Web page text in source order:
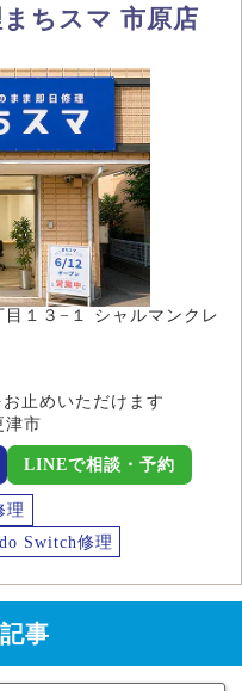
ちスマ 市原店
１３−１ シャルマンクレ
止めいただけます
津市
LINEで相談・予約
理
Switch修理
事